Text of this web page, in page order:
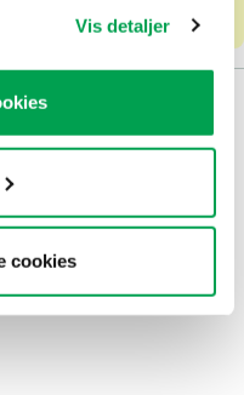
på “Ændring af dit
Vis detaljer
cookies